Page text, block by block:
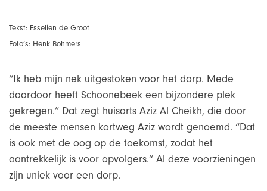
Tekst: Esselien de Groot
Foto’s: Henk Bohmers
“Ik heb mijn nek uitgestoken voor het dorp. Mede
daardoor heeft Schoonebeek een bijzondere plek
gekregen.” Dat zegt huisarts Aziz Al Cheikh, die door
de meeste mensen kortweg Aziz wordt genoemd. “Dat
is ook met de oog op de toekomst, zodat het
aantrekkelijk is voor opvolgers.” Al deze voorzieningen
zijn uniek voor een dorp.